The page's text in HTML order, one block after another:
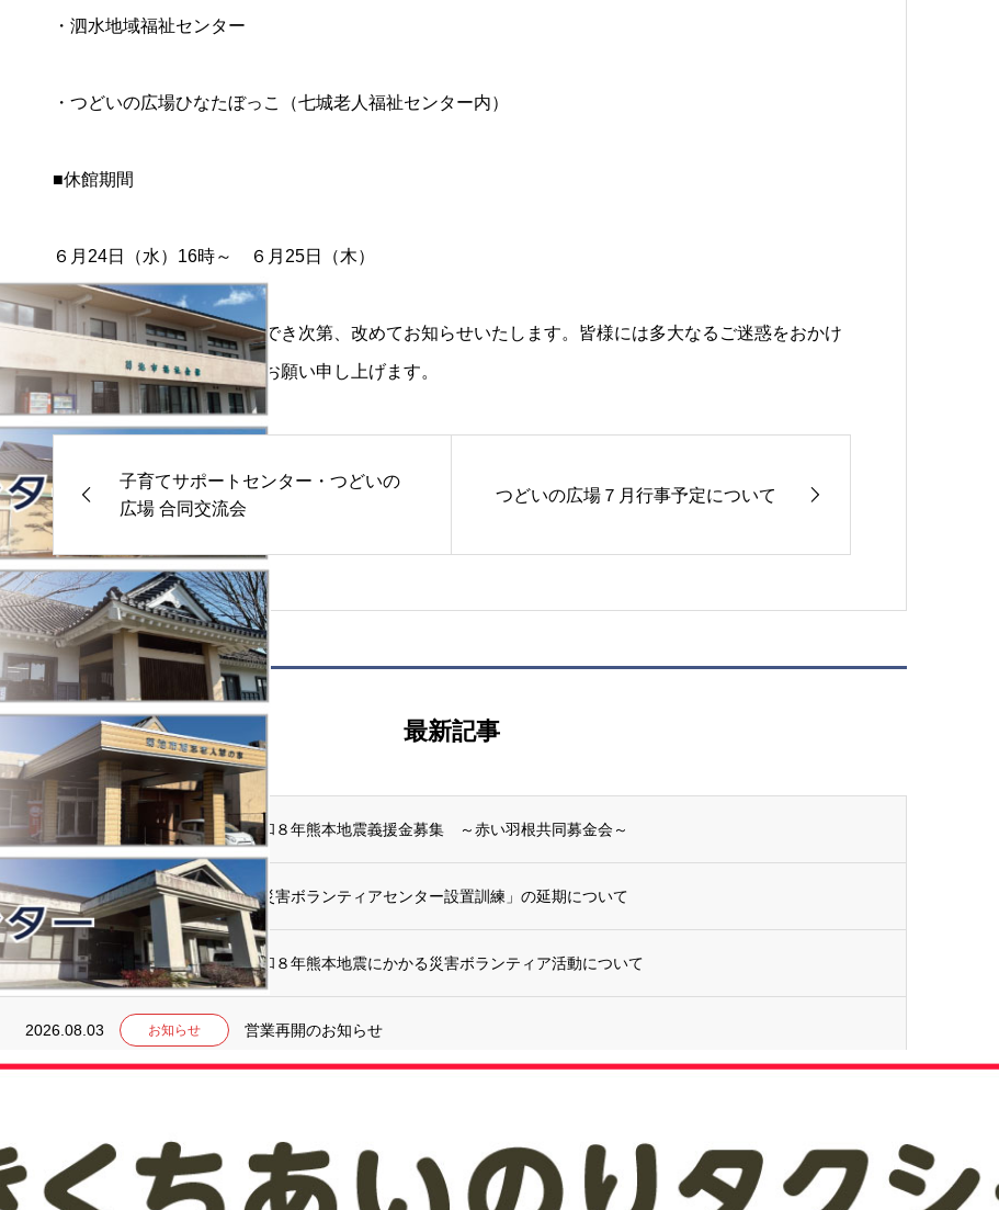
・泗水地域福祉センター
・つどいの広場ひなたぼっこ（七城老人福祉センター内）
■休館期間
６月24日（水）16時～ ６月25日（木）
再開については安全が確認でき次第、改めてお知らせいたします。皆様には多大なるご迷惑をおかけ
しますが、ご理解ご協力をお願い申し上げます。
子育てサポートセンター・つどいの
広場 合同交流会
つどいの広場７月行事予定について
最新記事
2026.08.05 お知らせ 令和８年熊本地震義援金募集 ～赤い羽根共同募金会～
2026.08.05 お知らせ 「災害ボランティアセンター設置訓練」の延期について
2026.08.04 お知らせ 令和８年熊本地震にかかる災害ボランティア活動について
2026.08.03 お知らせ 営業再開のお知らせ
2026.07.31 つどいの広場・子育てサポートセンターの合同交流会について